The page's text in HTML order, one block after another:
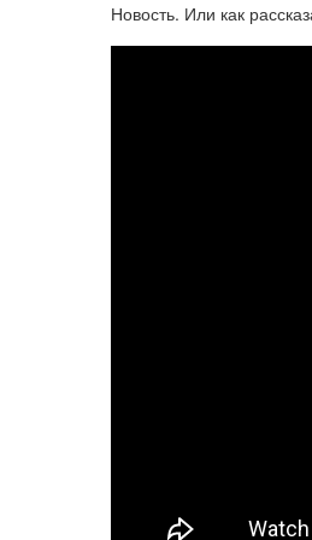
Новость. Или как